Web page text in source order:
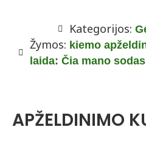
Kategorijos:
Žymos: kiemo
laida: Čia mano sodas
APŽELDINIMO